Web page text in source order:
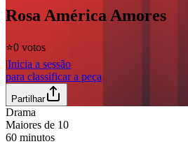
Rosa América Amores
⭐️0 votos
|Inicia a sessão
para classificar a peça
Partilhar
Drama
Maiores de 10
60 minutos